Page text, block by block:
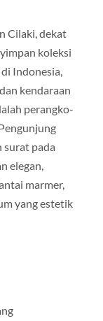
Cilaki, dekat
koleksi
Indonesia,
kendaraan
perangko-
surat pada
elegan,
marmer,
yang estetik